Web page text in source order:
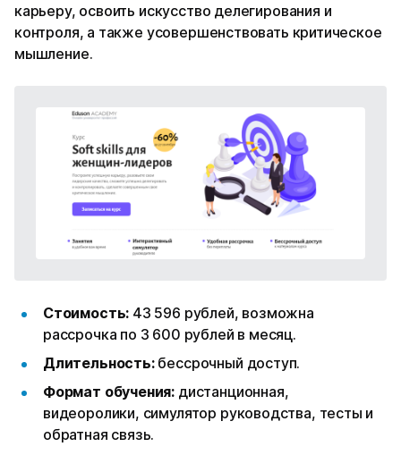
карьеру, освоить искусство делегирования и
контроля, а также усовершенствовать критическое
мышление.
Стоимость: 43 596 рублей, возможна
рассрочка по 3 600 рублей в месяц.
Длительность: бессрочный доступ.
Формат обучения: дистанционная,
видеоролики, симулятор руководства, тесты и
обратная связь.